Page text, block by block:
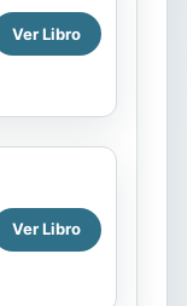
Ver Libro
Ver Libro